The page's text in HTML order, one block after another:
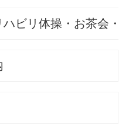
ハビリ体操・お茶会・